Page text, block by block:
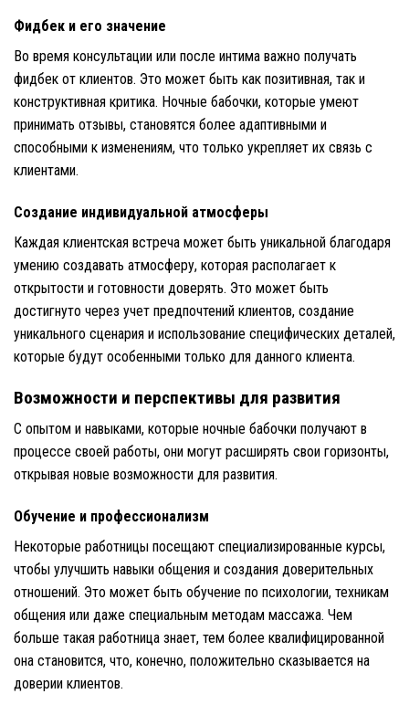
Фидбек и его значение
Во время консультации или после интима важно получать
фидбек от клиентов. Это может быть как позитивная, так и
конструктивная критика. Ночные бабочки, которые умеют
принимать отзывы, становятся более адаптивными и
способными к изменениям, что только укрепляет их связь с
клиентами.
Создание индивидуальной атмосферы
Каждая клиентская встреча может быть уникальной благодаря
умению создавать атмосферу, которая располагает к
открытости и готовности доверять. Это может быть
достигнуто через учет предпочтений клиентов, создание
уникального сценария и использование специфических деталей,
которые будут особенными только для данного клиента.
Возможности и перспективы для развития
С опытом и навыками, которые ночные бабочки получают в
процессе своей работы, они могут расширять свои горизонты,
открывая новые возможности для развития.
Обучение и профессионализм
Некоторые работницы посещают специализированные курсы,
чтобы улучшить навыки общения и создания доверительных
отношений. Это может быть обучение по психологии, техникам
общения или даже специальным методам массажа. Чем
больше такая работница знает, тем более квалифицированной
она становится, что, конечно, положительно сказывается на
доверии клиентов.